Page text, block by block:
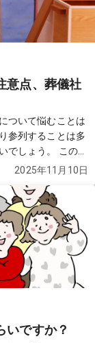
意点、葬儀社
ついて悩むことは
参列することは多
う。 この質
て詳しく解説しま
2025年11月10日
いですか？